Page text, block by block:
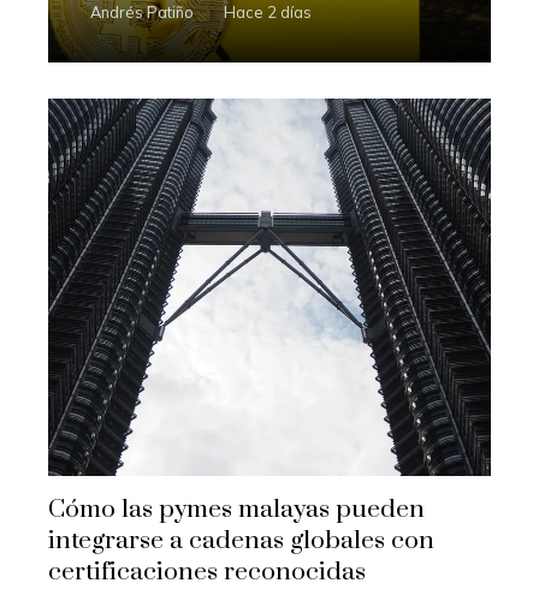
Andrés Patiño Hace 2 días
Cómo las pymes malayas pueden
integrarse a cadenas globales con
certificaciones reconocidas